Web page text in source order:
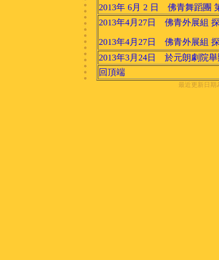
2013年 6月 2 日 佛青舞蹈團
2013年4月27日 佛青外展組
2013年4月27日 佛青外展組
2013年3月24日 於元朗劇院
回頂端
最近更新日